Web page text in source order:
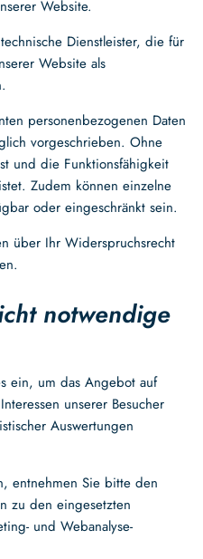
Website.
Dienstleister, die für
Website als
personenbezogenen Daten
vorgeschrieben. Ohne
und die Funktionsfähigkeit
Zudem können einzelne
oder eingeschränkt sein.
über Ihr Widerspruchsrecht
notwendige
ein, um das Angebot auf
unserer Besucher
Auswertungen
entnehmen Sie bitte den
zu den eingesetzten
und Webanalyse-